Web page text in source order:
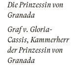
Die Prinzessin von
Granada
Graf v. Gloria-
Cassis, Kammerherr
der Prinzessin von
Granada